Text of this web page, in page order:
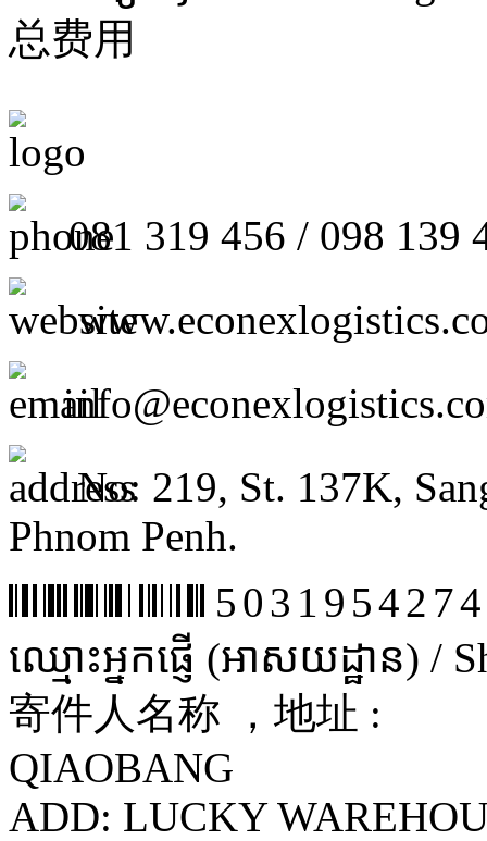
总费用
081 319 456 / 098 139
No: 219, St. 137K,
Phnom Penh.
5031954274
ឈ្មោះអ្នកផ្ញើ (អាសយដ្ឋាន) /
寄件人名称 ，地址 :
QIAOBANG
ADD: LUCKY